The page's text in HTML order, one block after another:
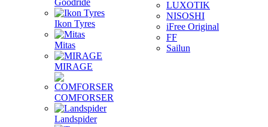
Goodride
Ikon Tyres
Mitas
MIRAGE
COMFORSER
Landspider
LUXOTIK
NISOSHI
iFree Original
FF
Sailun